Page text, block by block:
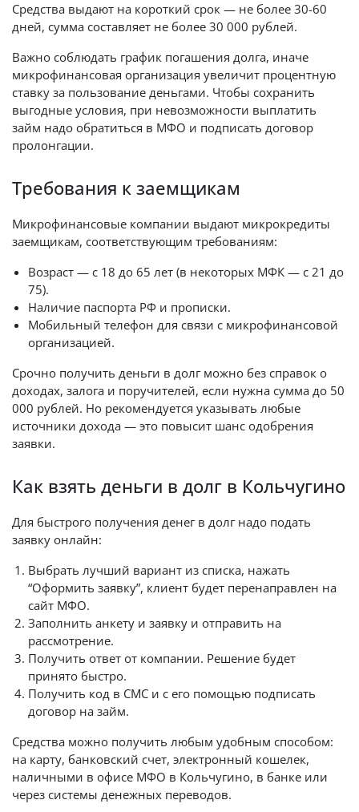
Средства выдают на короткий срок — не более 30-60
дней, сумма составляет не более 30 000 рублей.
Важно соблюдать график погашения долга, иначе
микрофинансовая организация увеличит процентную
ставку за пользование деньгами. Чтобы сохранить
выгодные условия, при невозможности выплатить
займ надо обратиться в МФО и подписать договор
пролонгации.
Требования к заемщикам
Микрофинансовые компании выдают микрокредиты
заемщикам, соответствующим требованиям:
Возраст — с 18 до 65 лет (в некоторых МФК — с 21 до
75).
Наличие паспорта РФ и прописки.
Мобильный телефон для связи с микрофинансовой
организацией.
Срочно получить деньги в долг можно без справок о
доходах, залога и поручителей, если нужна сумма до 50
000 рублей. Но рекомендуется указывать любые
источники дохода — это повысит шанс одобрения
заявки.
Как взять деньги в долг в Кольчугино
Для быстрого получения денег в долг надо подать
заявку онлайн:
Выбрать лучший вариант из списка, нажать
“Оформить заявку”, клиент будет перенаправлен на
сайт МФО.
Заполнить анкету и заявку и отправить на
рассмотрение.
Получить ответ от компании. Решение будет
принято быстро.
Получить код в СМС и с его помощью подписать
договор на займ.
Средства можно получить любым удобным способом:
на карту, банковский счет, электронный кошелек,
наличными в офисе МФО в Кольчугино, в банке или
через системы денежных переводов.